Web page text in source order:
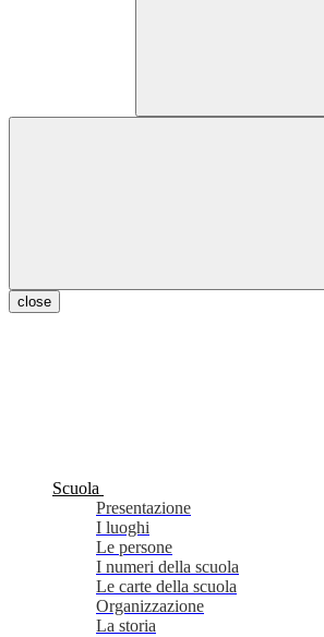
close
Scuola
Presentazione
I luoghi
Le persone
I numeri della scuola
Le carte della scuola
Organizzazione
La storia